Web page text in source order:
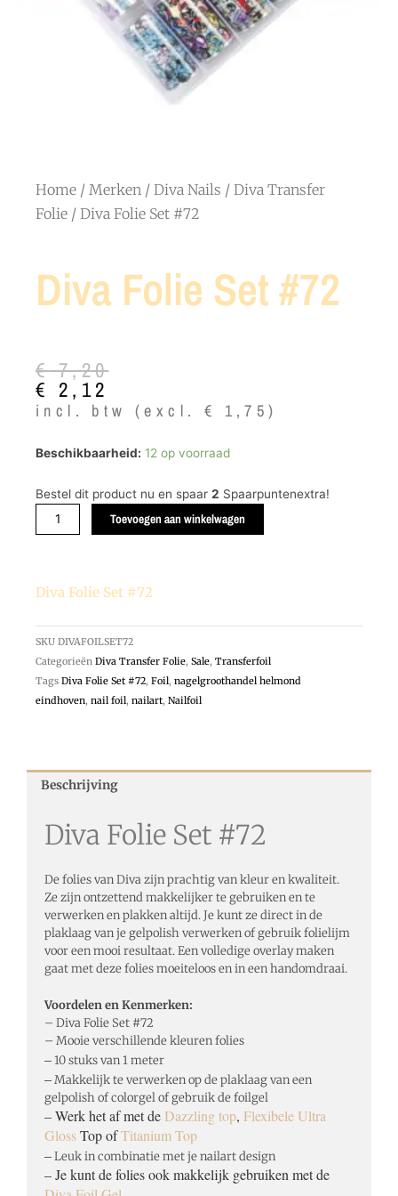
Home / Merken / Diva Nails / Diva Transfer
Folie / Diva Folie Set #72
Diva Folie Set #72
€7,20
Oorspronkelijke
prijs
was:
€ 2,12
Huidige
prijs
is:
incl. btw (excl. € 1,75)
Beschikbaarheid: 12 op voorraad
Bestel dit product nu en spaar 2 Spaarpuntenextra!
Diva
Set
Toevoegen aan winkelwagen
Diva Folie Set #72
SKU DIVAFOILSET72
Categorieën Diva Transfer Folie, Sale, Transferfoil
Tags Diva Folie Set #72, Foil, nagelgroothandel helmond
eindhoven, nail foil, nailart, Nailfoil
Beschrijving
Diva Folie Set #72
De folies van Diva zijn prachtig van kleur en kwaliteit.
Ze zijn ontzettend makkelijker te gebruiken en te
verwerken en plakken altijd. Je kunt ze direct in de
plaklaag van je gelpolish verwerken of gebruik folielijm
voor een mooi resultaat. Een volledige overlay maken
gaat met deze folies moeiteloos en in een handomdraai.
Voordelen en Kenmerken:
– Diva Folie Set #72
– Mooie verschillende kleuren folies
–10 stuks van 1 meter
–Makkelijk te verwerken op de plaklaag van een
gelpolish of colorgel of gebruik de foilgel
– Werk het af met deDazzling top, Flexibele Ultra
GlossTop ofTitanium Top
–Leuk in combinatie met je nailart design
– Je kunt de folies ook makkelijk gebruiken met de